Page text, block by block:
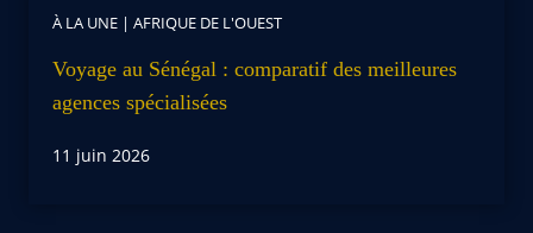
À LA UNE | AFRIQUE DE L'OUEST
Voyage au Sénégal : comparatif des meilleures
agences spécialisées
11 juin 2026